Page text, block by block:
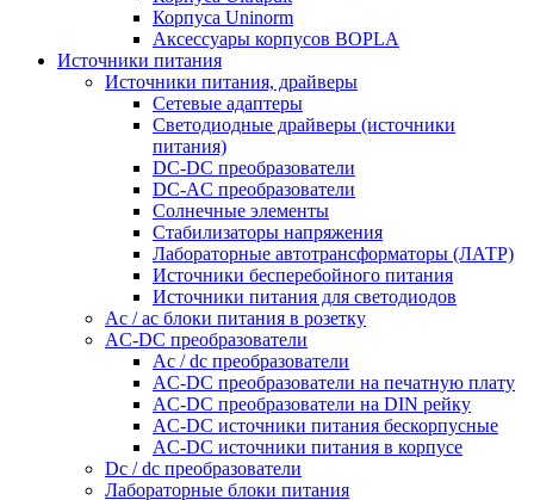
Корпуса Uninorm
Аксессуары корпусов BOPLA
Источники питания
Источники питания, драйверы
Сетевые адаптеры
Светодиодные драйверы (источники
питания)
DC-DC преобразователи
DC-AC преобразователи
Солнечные элементы
Стабилизаторы напряжения
Лабораторные автотрансформаторы (ЛАТР)
Источники бесперебойного питания
Источники питания для светодиодов
Ac / ac блоки питания в розетку
AC-DC преобразователи
Ac / dc преобразователи
AC-DC преобразователи на печатную плату
AC-DC преобразователи на DIN рейку
AC-DC источники питания бескорпусные
AC-DC источники питания в корпусе
Dc / dc преобразователи
Лабораторные блоки питания